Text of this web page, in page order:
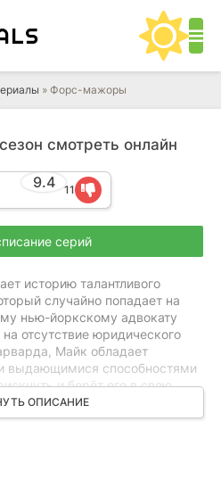
» Форс-мажоры
смотреть онлайн
9.4 11
серий
историю талантливого
случайно попадает на
нью-йоркскому адвокату
отсутствие юридического
Майк обладает
выдающимися способностями
и берёт его в свою
его прошлом. Так начинается
разных людей, которым
сложные дела, но и
способный разрушить их
ОПИСАНИЕ